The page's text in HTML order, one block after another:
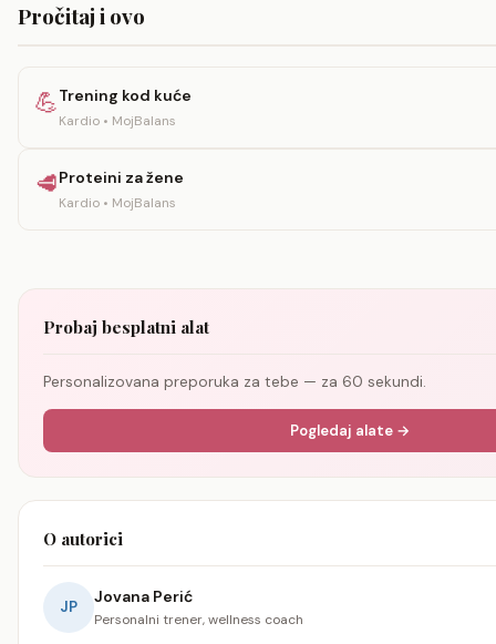
Pročitaj i ovo
💪Trening kod kuće
Kardio • MojBalans
🥩Proteini za žene
Kardio • MojBalans
Probaj besplatni alat
Personalizovana preporuka za tebe — za 60 sekundi.
Pogledaj alate →
O autorici
JP
Jovana Perić
Personalni trener, wellness coach